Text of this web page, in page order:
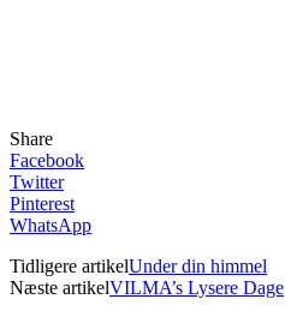
Share
Facebook
Twitter
Pinterest
WhatsApp
Tidligere artikelUnder din himmel
Næste artikelVILMA’s Lysere Dage